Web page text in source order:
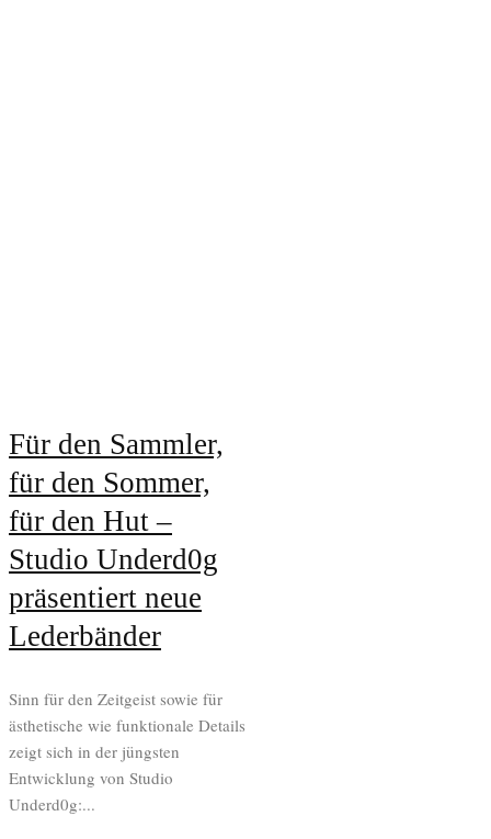
Für den Sammler,
für den Sommer,
für den Hut –
Studio Underd0g
präsentiert neue
Lederbänder
Sinn für den Zeitgeist sowie für
ästhetische wie funktionale Details
zeigt sich in der jüngsten
Entwicklung von Studio
Underd0g:...